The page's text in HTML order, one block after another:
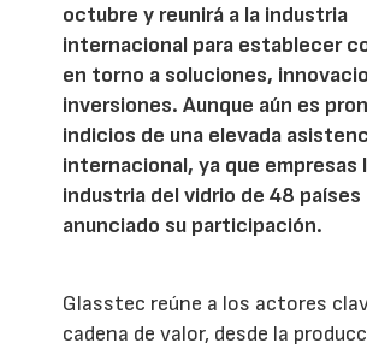
octubre y reunirá a la industria
internacional para establecer
en torno a soluciones,
inversiones. Aunque aún es
indicios de una elevada
internacional, ya que empresas
industria del vidrio de 48 países
anunciado su participación.
Glasstec reúne a los actores
cadena de valor, desde la